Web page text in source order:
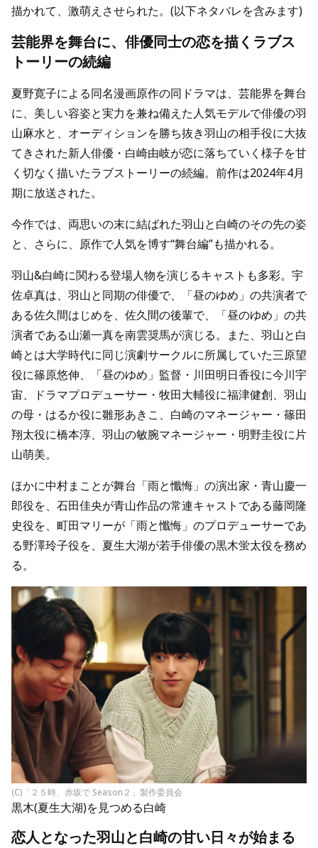
描かれて、激萌えさせられた。(以下ネタバレを含みます)
芸能界を舞台に、俳優同士の恋を描くラブス
トーリーの続編
夏野寛子による同名漫画原作の同ドラマは、芸能界を舞台
に、美しい容姿と実力を兼ね備えた人気モデルで俳優の羽
山麻水と、オーディションを勝ち抜き羽山の相手役に大抜
てきされた新人俳優・白崎由岐が恋に落ちていく様子を甘
く切なく描いたラブストーリーの続編。前作は2024年4月
期に放送された。
今作では、両思いの末に結ばれた羽山と白崎のその先の姿
と、さらに、原作で人気を博す“舞台編”も描かれる。
羽山&白崎に関わる登場人物を演じるキャストも多彩。宇
佐卓真は、羽山と同期の俳優で、「昼のゆめ」の共演者で
ある佐久間はじめを、佐久間の後輩で、「昼のゆめ」の共
演者である山瀬一真を南雲奨馬が演じる。また、羽山と白
崎とは大学時代に同じ演劇サークルに所属していた三原望
役に篠原悠伸、「昼のゆめ」監督・川田明日香役に今川宇
宙、ドラマプロデューサー・牧田大輔役に福津健創、羽山
の母・はるか役に雛形あきこ、白崎のマネージャー・篠田
翔太役に橋本淳、羽山の敏腕マネージャー・明野圭役に片
山萌美。
ほかに中村まことが舞台「雨と懺悔」の演出家・青山慶一
郎役を、石田佳央が青山作品の常連キャストである藤岡隆
史役を、町田マリーが「雨と懺悔」のプロデューサーであ
る野澤玲子役を、夏生大湖が若手俳優の黒木蛍太役を務め
る。
(C)「２５時、赤坂で Season２」製作委員会
黒木(夏生大湖)を見つめる白崎
恋人となった羽山と白崎の甘い日々が始まる